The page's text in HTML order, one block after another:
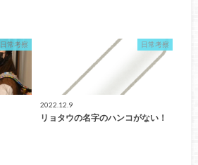
日常考察 日常考察
2022.12.9
リョタウの名字のハンコがない！